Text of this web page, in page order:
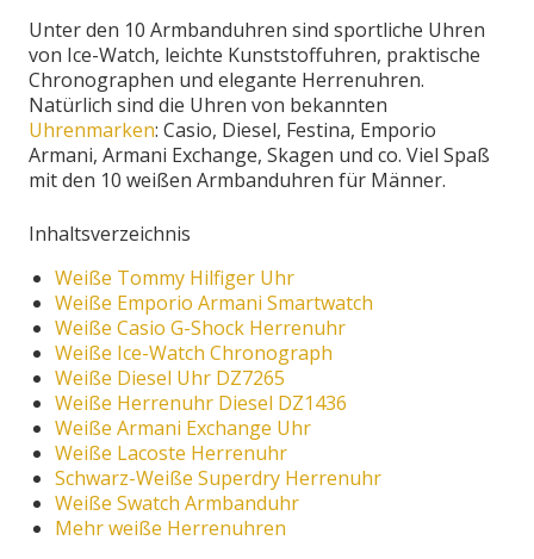
Unter den 10 Armbanduhren sind sportliche Uhren
von Ice-Watch, leichte Kunststoffuhren, praktische
Chronographen und elegante Herrenuhren.
Natürlich sind die Uhren von bekannten
Uhrenmarken: Casio, Diesel, Festina, Emporio
Armani, Armani Exchange, Skagen und co. Viel Spaß
mit den 10 weißen Armbanduhren für Männer.
Inhaltsverzeichnis
Weiße Tommy Hilfiger Uhr
Weiße Emporio Armani Smartwatch
Weiße Casio G-Shock Herrenuhr
Weiße Ice-Watch Chronograph
Weiße Diesel Uhr DZ7265
Weiße Herrenuhr Diesel DZ1436
Weiße Armani Exchange Uhr
Weiße Lacoste Herrenuhr
Schwarz-Weiße Superdry Herrenuhr
Weiße Swatch Armbanduhr
Mehr weiße Herrenuhren